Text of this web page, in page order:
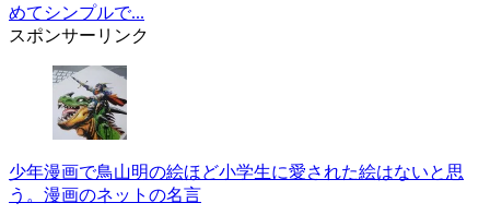
めてシンプルで...
スポンサーリンク
少年漫画で鳥山明の絵ほど小学生に愛された絵はないと思
う。漫画のネットの名言